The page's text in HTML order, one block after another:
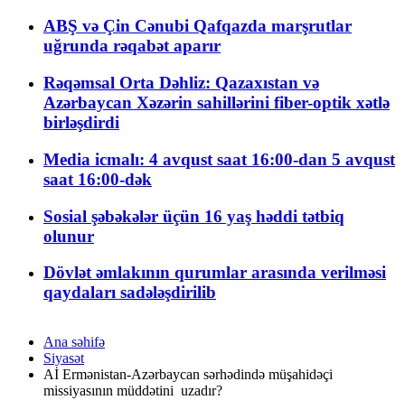
ABŞ və Çin Cənubi Qafqazda marşrutlar
uğrunda rəqabət aparır
Rəqəmsal Orta Dəhliz: Qazaxıstan və
Azərbaycan Xəzərin sahillərini fiber-optik xətlə
birləşdirdi
Media icmalı: 4 avqust saat 16:00-dan 5 avqust
saat 16:00-dək
Sosial şəbəkələr üçün 16 yaş həddi tətbiq
olunur
Dövlət əmlakının qurumlar arasında verilməsi
qaydaları sadələşdirilib
Ana səhifə
Siyasət
Aİ Ermənistan-Azərbaycan sərhədində müşahidəçi
missiyasının müddətini uzadır?